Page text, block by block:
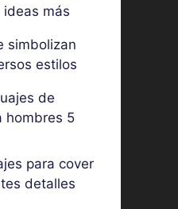
más
simbolizan
estilos
de
hombres 5
para cover
detalles